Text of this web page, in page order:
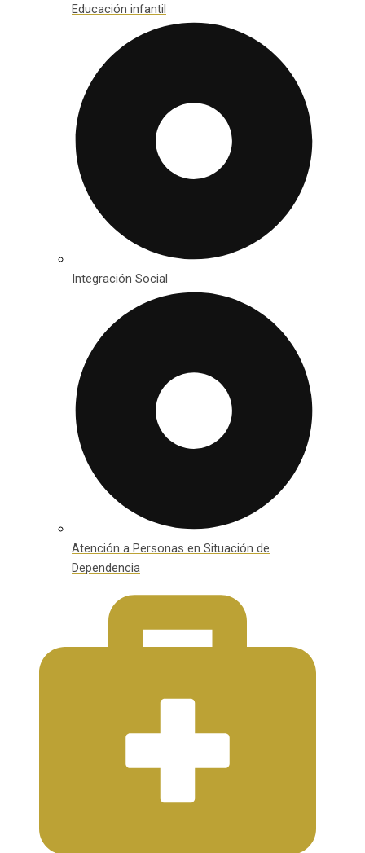
Educación infantil
Integración Social
Atención a Personas en Situación de
Dependencia